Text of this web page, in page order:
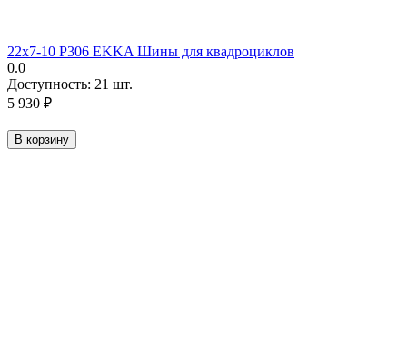
22х7-10 P306 EKKA Шины для квадроциклов
0.0
Доступность: 21 шт.
5 930 ₽
В корзину